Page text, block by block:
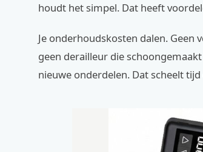
houdt het simpel. Dat heeft
Je onderhoudskosten dalen. Geen
geen derailleur die
nieuwe onderdelen. Dat scheelt tijd